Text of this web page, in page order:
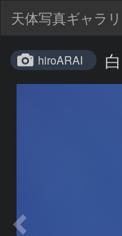
天体写真ギャラ
hiroARAI